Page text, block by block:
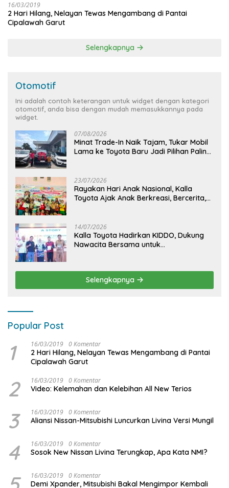
16/03/2019
2 Hari Hilang, Nelayan Tewas Mengambang di Pantai
Cipalawah Garut
Selengkapnya
Otomotif
Ini adalah contoh keterangan untuk widget dengan kategori
otomotif, anda bisa dengan mudah memasukkannya pada
widget.
07/08/2026
Minat Trade-In Naik Tajam, Tukar Mobil
Lama ke Toyota Baru Jadi Pilihan Paling
23/07/2026
Rayakan Hari Anak Nasional, Kalla
Toyota Ajak Anak Berkreasi, Bercerita,
14/07/2026
Kalla Toyota Hadirkan KIDDO, Dukung
Nawacita Bersama untuk
Selengkapnya
Popular Post
1 16/03/2019 0 Komentar
2 Hari Hilang, Nelayan Tewas Mengambang di Pantai
Cipalawah Garut
2 16/03/2019 0 Komentar
Video: Kelemahan dan Kelebihan All New Terios
3 16/03/2019 0 Komentar
Aliansi Nissan-Mitsubishi Luncurkan Livina Versi Mungil
4 16/03/2019 0 Komentar
Sosok New Nissan Livina Terungkap, Apa Kata NMI?
16/03/2019 0 Komentar
Demi Xpander, Mitsubishi Bakal Mengimpor Kembali